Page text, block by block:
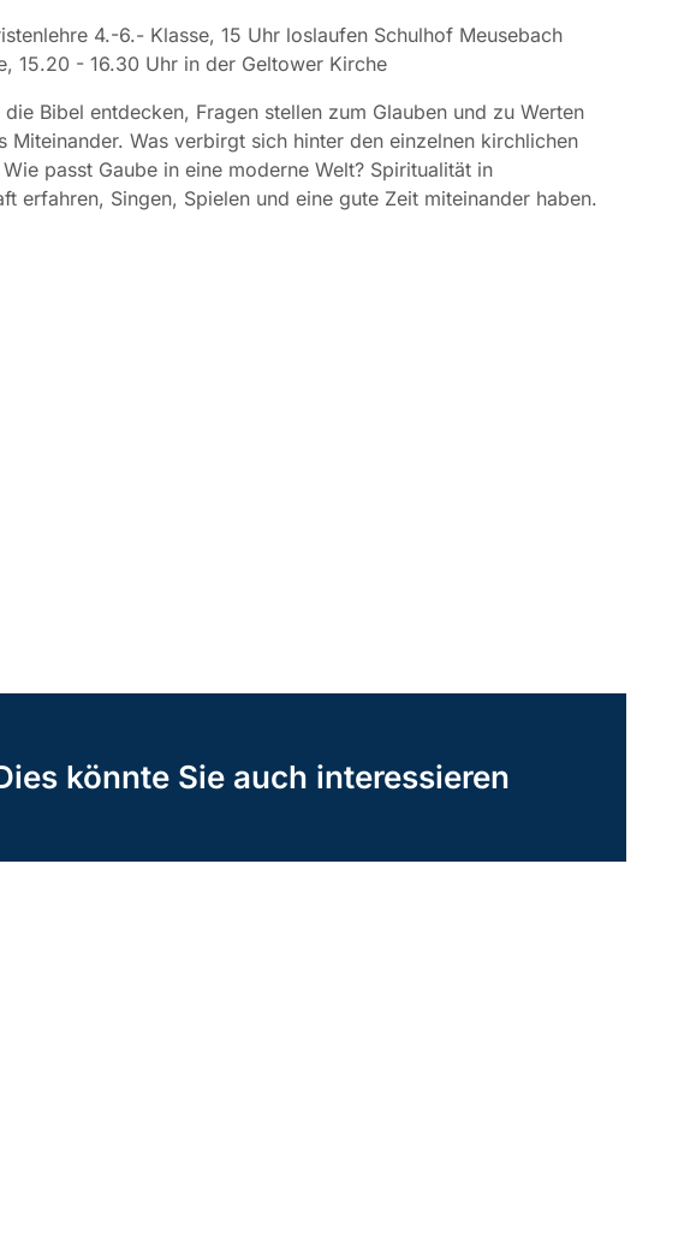
4.-6.- Klasse, 15 Uhr loslaufen Schulhof Meusebach
15.20 - 16.30 Uhr in der Geltower Kirche
die Bibel entdecken, Fragen stellen zum Glauben und zu Werten
Miteinander. Was verbirgt sich hinter den einzelnen kirchlichen
Wie passt Gaube in eine moderne Welt? Spiritualität in
erfahren, Singen, Spielen und eine gute Zeit miteinander haben.
könnte Sie auch interessieren